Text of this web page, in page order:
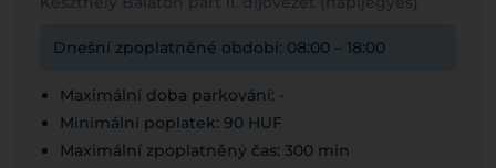
Dnešní zpoplatněné období: 08:00 – 18:00
Maximální doba parkování: -
Minimální poplatek: 90 HUF
Maximální zpoplatněný čas: 300 min